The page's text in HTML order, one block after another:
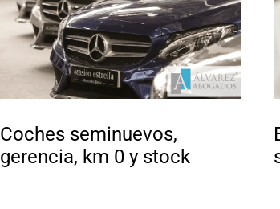
Coches seminuevos,
gerencia, km 0 y stock